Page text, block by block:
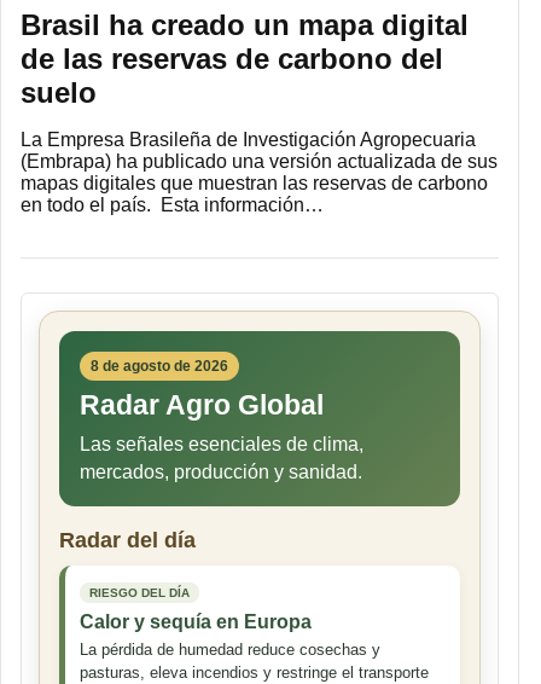
Brasil ha creado un mapa digital
de las reservas de carbono del
suelo
La Empresa Brasileña de Investigación Agropecuaria
(Embrapa) ha publicado una versión actualizada de sus
mapas digitales que muestran las reservas de carbono
en todo el país. Esta información…
8 de agosto de 2026
Radar Agro Global
Las señales esenciales de clima,
mercados, producción y sanidad.
Radar del día
RIESGO DEL DÍA
Calor y sequía en Europa
La pérdida de humedad reduce cosechas y
pasturas, eleva incendios y restringe el transporte